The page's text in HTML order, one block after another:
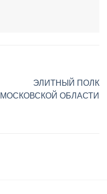
ЭЛИТНЫЙ ПОЛК
МОСКОВСКОЙ ОБЛАСТИ